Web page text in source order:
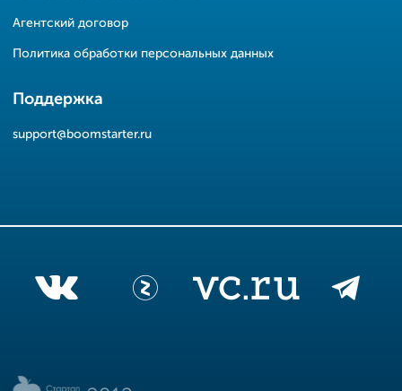
Агентский договор
Политика обработки персональных данных
Поддержка
support@boomstarter.ru